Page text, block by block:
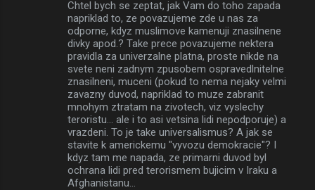
Chtel bych se zeptat, jak Vam do toho zapada
napriklad to, ze povazujeme zde u nas za
odporne, kdyz muslimove kamenuji znasilnene
divky apod.? Take prece povazujeme nektera
pravidla za univerzalne platna, proste nikde na
svete neni zadnym zpusobem ospravedlnitelne
znasilneni, muceni (pokud to nema nejaky velmi
zavazny duvod, napriklad to muze zabranit
mnohym ztratam na zivotech, viz vyslechy
teroristu... ale i to asi vetsina lidi nepodporuje) a
vrazdeni. To je take universalismus? A jak se
stavite k americkemu "vyvozu demokracie"? I
kdyz tam me napada, ze primarni duvod byl
ochrana lidi pred terorismem bujicim v Iraku a
Afghanistanu...